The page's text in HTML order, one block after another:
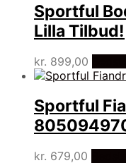
Sportful
Lilla Tilbud!
kr. 899,00
Sportful
kr. 679,00